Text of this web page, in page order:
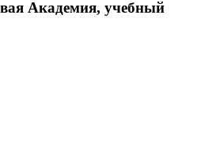
Академия, учебный